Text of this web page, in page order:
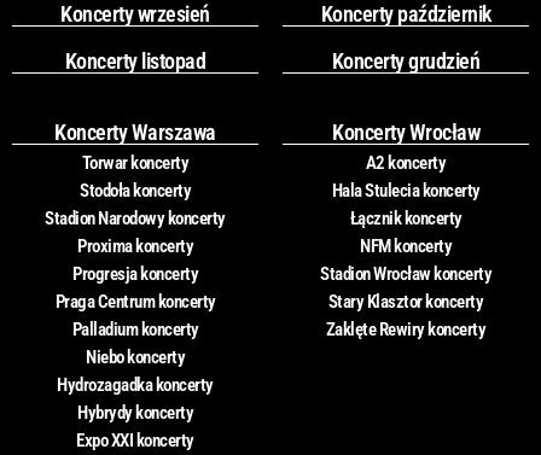
Koncerty wrzesień
Koncerty październik
Koncerty listopad
Koncerty grudzień
Koncerty Warszawa
Torwar koncerty
Stodoła koncerty
Stadion Narodowy koncerty
Proxima koncerty
Progresja koncerty
Praga Centrum koncerty
Palladium koncerty
Niebo koncerty
Hydrozagadka koncerty
Hybrydy koncerty
Expo XXI koncerty
Koncerty Wrocław
A2 koncerty
Hala Stulecia koncerty
Łącznik koncerty
NFM koncerty
Stadion Wrocław koncerty
Stary Klasztor koncerty
Zaklęte Rewiry koncerty